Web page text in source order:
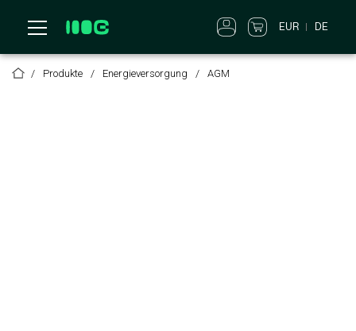
EUR DE
Produkte Energieversorgung AGM